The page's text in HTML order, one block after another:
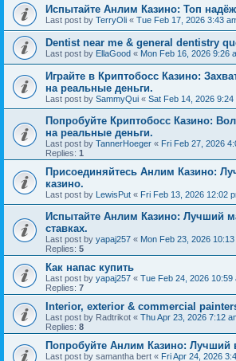
Испытайте Анлим Казино: Топ
Last post by TerryOli « Tue Feb 17, 2026 3:43
Dentist near me & general dentistry
Last post by EllaGood « Mon Feb 16, 2026 9:26
Играйте в Криптобосс Казино:
на реальные деньги.
Last post by SammyQui « Sat Feb 14, 2026 9:24
Попробуйте Криптобосс Казино:
на реальные деньги.
Last post by TannerHoeger « Fri Feb 27, 2026
Replies: 1
Присоединяйтесь Анлим Казино:
казино.
Last post by LewisPut « Fri Feb 13, 2026 12:02
Испытайте Анлим Казино: Лучший
ставках.
Last post by yapaj257 « Mon Feb 23, 2026 10:13
Replies: 5
Как напас купить
Last post by yapaj257 « Tue Feb 24, 2026 10:59
Replies: 7
Interior, exterior & commercial
Last post by Radtrikot « Thu Apr 23, 2026 7:12
Replies: 8
Попробуйте Анлим Казино: Лучший
Last post by samantha bert « Fri Apr 24, 2026